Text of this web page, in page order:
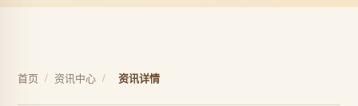
首页 / 资讯中心 / 资讯详情